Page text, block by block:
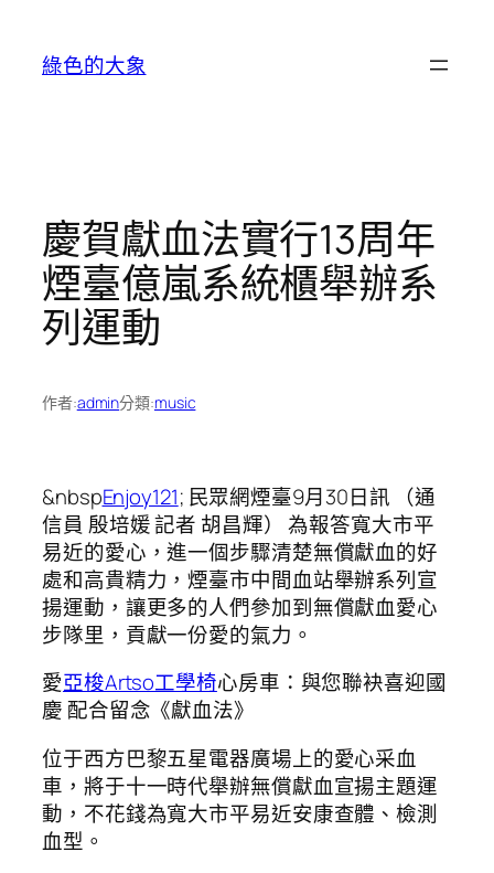
綠色的大象
慶賀獻血法實行13周年
煙臺億嵐系統櫃舉辦系
列運動
作者:admin分類:music
&nbspEnjoy121; 民眾網煙臺9月30日訊 （通
信員 殷培媛 記者 胡昌輝） 為報答寬大市平
易近的愛心，進一個步驟清楚無償獻血的好
處和高貴精力，煙臺市中間血站舉辦系列宣
揚運動，讓更多的人們參加到無償獻血愛心
步隊里，貢獻一份愛的氣力。
愛亞梭Artso工學椅心房車：與您聯袂喜迎國
慶 配合留念《獻血法》
位于西方巴黎五星電器廣場上的愛心采血
車，將于十一時代舉辦無償獻血宣揚主題運
動，不花錢為寬大市平易近安康查體、檢測
血型。